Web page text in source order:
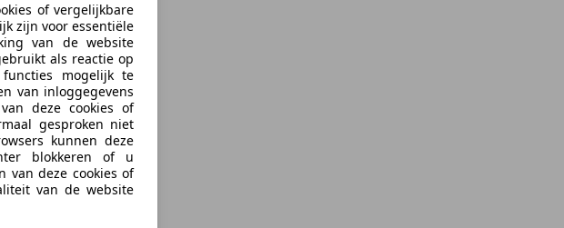
of vergelijkbare
zijn voor essentiële
van de website
als reactie op
mogelijk te
van inloggegevens
deze cookies of
gesproken niet
kunnen deze
blokkeren of u
van deze cookies of
van de website